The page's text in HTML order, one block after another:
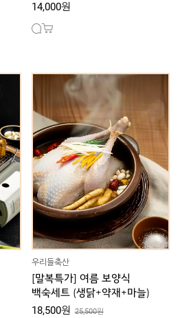
14,000원
우리들축산
[말복특가] 여름 보양식
백숙세트 (생닭+약재+마늘)
18,500원 25,500원